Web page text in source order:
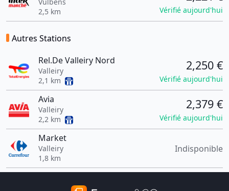
2,5 km
Vérifié aujourd'hui
Autres Stations
Rel.De Valleiry Nord
Valleiry
2,1 km
2,250 €
Vérifié aujourd'hui
Avia
Valleiry
2,2 km
2,379 €
Vérifié aujourd'hui
Market
Valleiry
1,8 km
Indisponible